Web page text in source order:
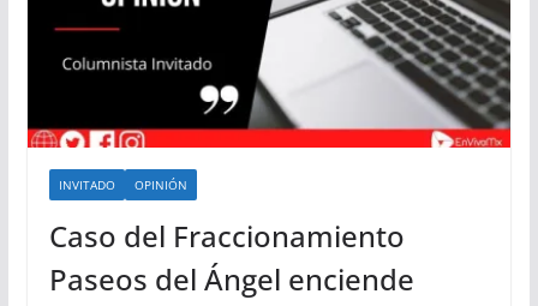
INVITADO OPINIÓN
Caso del Fraccionamiento
Paseos del Ángel enciende